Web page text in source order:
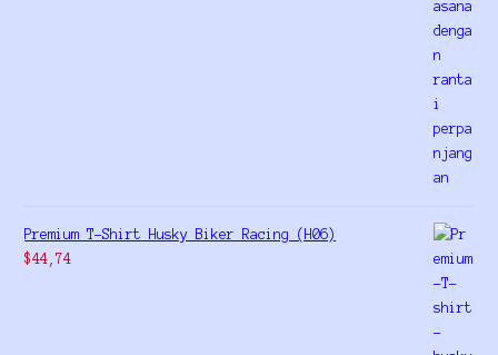
Premium T-Shirt Husky Biker Racing (H06)
$44,74